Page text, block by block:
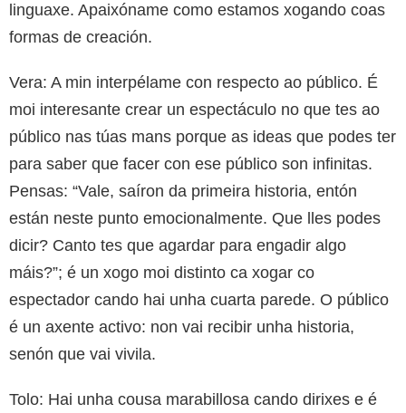
linguaxe. Apaixóname como estamos xogando coas
formas de creación.
Vera: A min interpélame con respecto ao público. É
moi interesante crear un espectáculo no que tes ao
público nas túas mans porque as ideas que podes ter
para saber que facer con ese público son infinitas.
Pensas: “Vale, saíron da primeira historia, entón
están neste punto emocionalmente. Que lles podes
dicir? Canto tes que agardar para engadir algo
máis?”; é un xogo moi distinto ca xogar co
espectador cando hai unha cuarta parede. O público
é un axente activo: non vai recibir unha historia,
senón que vai vivila.
Tolo: Hai unha cousa marabillosa cando dirixes e é